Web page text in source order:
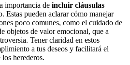
importancia de incluir cláusulas
Estas pueden aclarar cómo manejar
poco comunes, como el cuidado de
objetos de valor emocional, que a
Tener claridad en estos
a tus deseos y facilitará el
herederos.